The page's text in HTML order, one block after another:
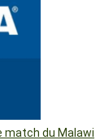
match du Malawi